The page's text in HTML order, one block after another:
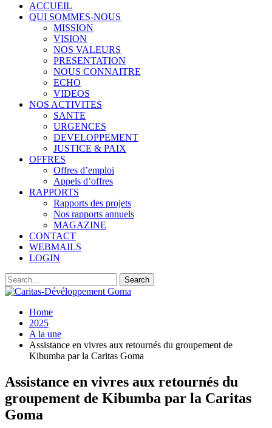
ACCUEIL
QUI SOMMES-NOUS
MISSION
VISION
NOS VALEURS
PRESENTATION
NOUS CONNAITRE
ECHO
VIDEOS
NOS ACTIVITES
SANTE
URGENCES
DEVELOPPEMENT
JUSTICE & PAIX
OFFRES
Offres d’emploi
Appels d’offres
RAPPORTS
Rapports des projets
Nos rapports annuels
MAGAZINE
CONTACT
WEBMAILS
LOGIN
Home
2025
A la une
Assistance en vivres aux retournés du groupement de
Kibumba par la Caritas Goma
Assistance en vivres aux retournés du
groupement de Kibumba par la Caritas
Goma